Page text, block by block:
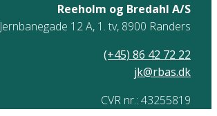
Reeholm og Bredahl A/S
Jernbanegade 12 A, 1. tv, 8900 Randers
(+45) 86 42 72 22
jk@rbas.dk
CVR nr.: 43255819